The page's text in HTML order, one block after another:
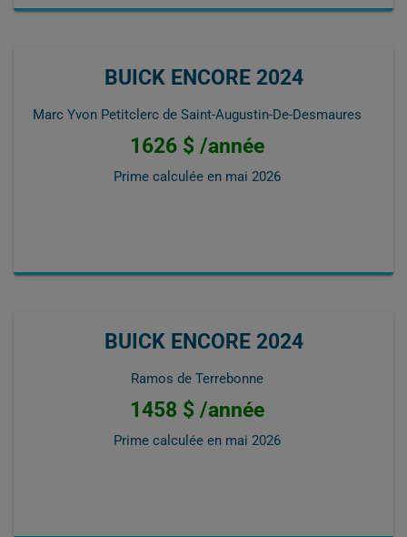
BUICK ENCORE 2024
Marc Yvon Petitclerc de Saint-Augustin-De-Desmaures
1626 $ /année
Prime calculée en mai 2026
BUICK ENCORE 2024
Ramos de Terrebonne
1458 $ /année
Prime calculée en mai 2026